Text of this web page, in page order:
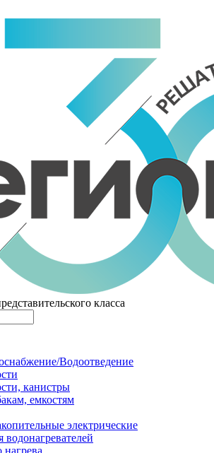
класса
Водоотведение
канистры
емкостям
электрические